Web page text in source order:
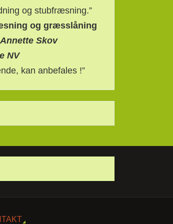
og stubfræsning.”
og græsslåning
Skov
NV
kan anbefales !”